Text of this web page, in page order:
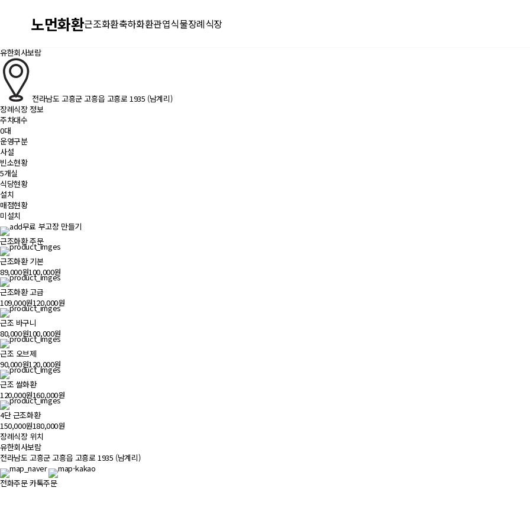
노먼화환근조화환축하화환관엽식물장례식장
유한회사보람
전라남도 고흥군 고흥읍 고흥로 1935 (남계리)
장례식장 정보
주차대수
0대
운영구분
사설
빈소현황
5개실
식당현황
설치
매점현황
미설치
무료 부고장 만들기
근조화환 주문
근조화환 기본
89,000원100,000원
근조화환 고급
109,000원120,000원
근조 바구니
80,000원100,000원
근조 오브제
90,000원120,000원
근조 쌀화환
120,000원160,000원
4단 근조화환
150,000원180,000원
장례식장 위치500m
유한회사보람
전라남도 고흥군 고흥읍 고흥로 1935 (남계리)
전화주문카톡주문